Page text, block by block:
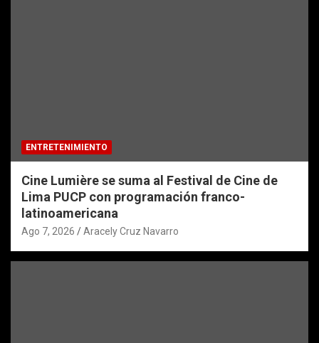
ENTRETENIMIENTO
Cine Lumière se suma al Festival de Cine de
Lima PUCP con programación franco-
latinoamericana
Ago 7, 2026 Aracely Cruz Navarro